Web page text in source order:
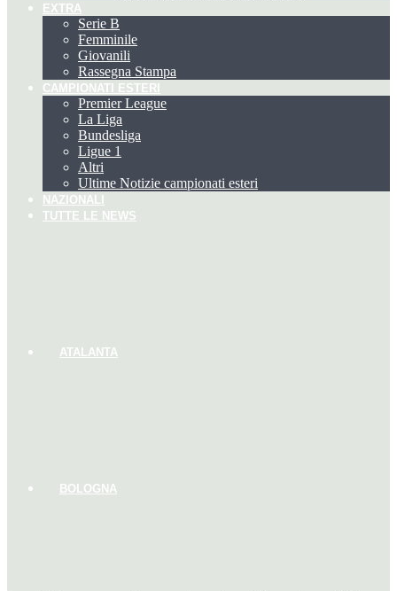
EXTRA
Serie B
Femminile
Giovanili
Rassegna Stampa
CAMPIONATI ESTERI
Premier League
La Liga
Bundesliga
Ligue 1
Altri
Ultime Notizie campionati esteri
NAZIONALI
TUTTE LE NEWS
ATALANTA
BOLOGNA